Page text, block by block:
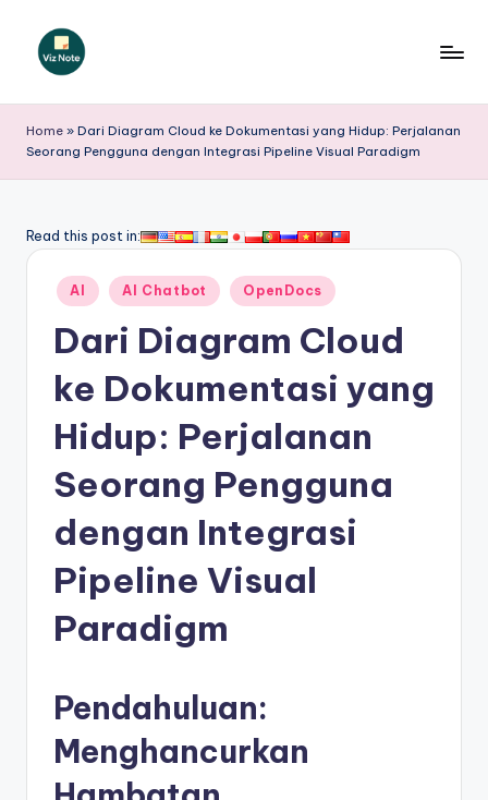
iz
N
t
si
Home » Dari Diagram Cloud ke Dokumentasi yang Hidup: Perjalanan
Seorang Pengguna dengan Integrasi Pipeline Visual Paradigm
Read this post in:
Posted
in
AI AI Chatbot OpenDocs
Dari Diagram Cloud
ke Dokumentasi yang
Hidup: Perjalanan
Seorang Pengguna
dengan Integrasi
Pipeline Visual
Paradigm
Pendahuluan:
Menghancurkan